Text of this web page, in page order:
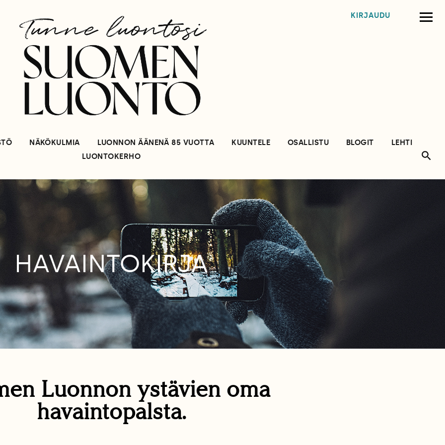
KIRJAUDU
NÄKÖKULMIA LUONNON ÄÄNENÄ 85 VUOTTA KUUNTELE OSALLISTU BLOGIT
LEHTI
LUONTOKERHO
HAVAINTOKIRJA
Luonnon ystävien oma
havaintopalsta.